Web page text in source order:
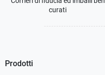
curati
Prodotti